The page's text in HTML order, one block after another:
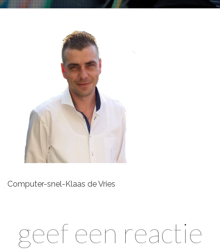
Computer-snel-Klaas de Vries
geef een reactie